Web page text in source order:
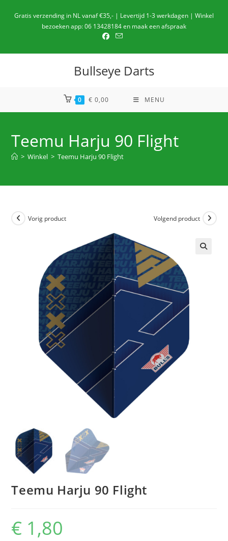
naarGratis verzending in NL vanaf €35,- | Levertijd 1-3 werkdagen | Winkel
bezoeken app: 06 13428184 en maak een afspraak
Bullseye Darts
0 € 0,00 MENU
Teemu Harju 90 Flight
> Winkel > Teemu Harju 90 Flight
Vorig product Volgend product
Teemu Harju 90 Flight
€ 1,80